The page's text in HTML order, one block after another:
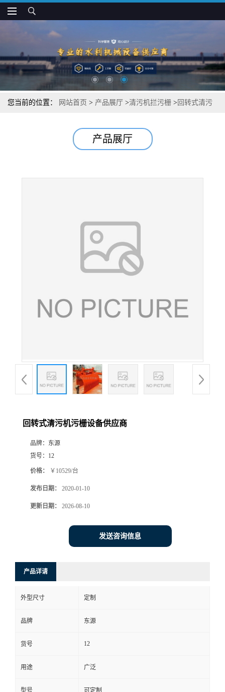
您当前的位置： 网站首页 > 产品展厅 >清污机拦污栅 > 回转式清污
产品展厅
回转式清污机污栅设备供应商
品牌： 东源
货号： 12
价格： ￥10529/台
发布日期： 2020-01-10
更新日期： 2026-08-10
发送咨询信息
产品详请
外型尺寸 定制
品牌 东源
货号 12
用途 广泛
型号 可定制